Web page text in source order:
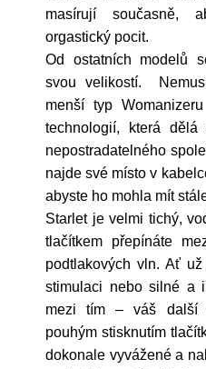
masírují současně,
orgastický pocit.
Od ostatních modelů
svou velikostí.
menší typ
technologií, která dělá
nepostradatelného
najde své místo v
abyste ho mohla mít
Starlet je velmi tichý,
tlačítkem přepínáte
podtlakových vln. Ať
stimulaci nebo silné a
mezi tím – váš další
pouhým stisknutím
dokonale vyvážené a